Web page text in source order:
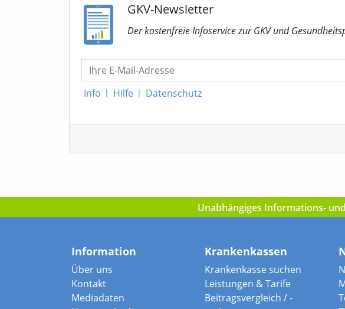
GKV-Newsletter
Der kostenfreie Infoservicezur GKVund
Info | Hilfe | Datenschutz
Unabhängiges Informations-
Information
Über uns
Kontakt
Mediadaten
Krankenkassen
Krankenkasse suchen
Leistungen & Tarife
Beitragsvergleich / -